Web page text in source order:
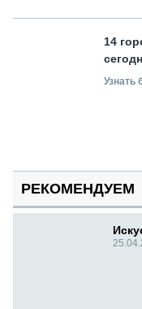
14
Узнать
РЕКОМЕНДУЕМ